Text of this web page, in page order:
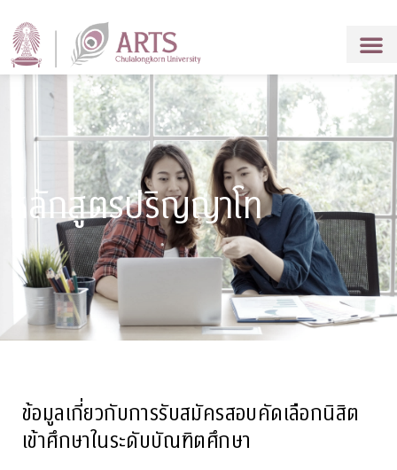
หลักสูตรปริญญาโท
ข้อมูลเกี่ยวกับการรับสมัครสอบคัดเลือกนิสิต
เข้าศึกษาในระดับบัณฑิตศึกษา